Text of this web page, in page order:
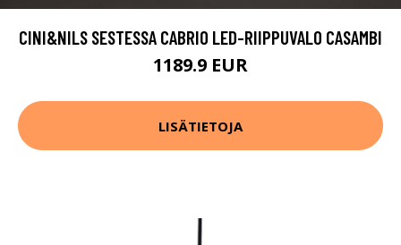
CINI&NILS SESTESSA CABRIO LED-RIIPPUVALO CASAMBI
1189.9 EUR
LISÄTIETOJA